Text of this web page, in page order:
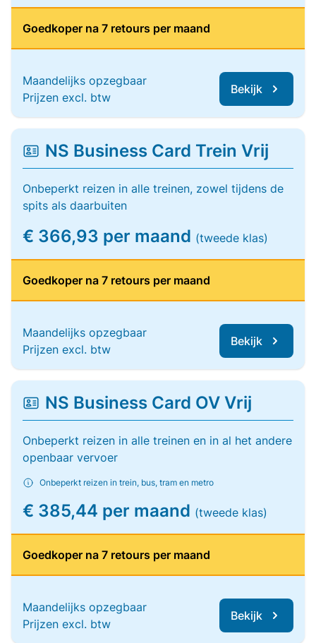
Goedkoper na 7 retours per maand
Maandelijks opzegbaar
Prijzen excl. btw
Bekijk
NS Business Card Trein Vrij
Onbeperkt reizen in alle treinen, zowel tijdens de
spits als daarbuiten
€ 366,93 per maand (tweede klas)
Goedkoper na 7 retours per maand
Maandelijks opzegbaar
Prijzen excl. btw
Bekijk
NS Business Card OV Vrij
Onbeperkt reizen in alle treinen en in al het andere
openbaar vervoer
Onbeperkt reizen in trein, bus, tram en metro
€ 385,44 per maand (tweede klas)
Goedkoper na 7 retours per maand
Maandelijks opzegbaar
Prijzen excl. btw
Bekijk